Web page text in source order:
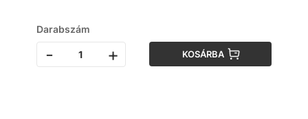
Darabszám
- + KOSÁRBA